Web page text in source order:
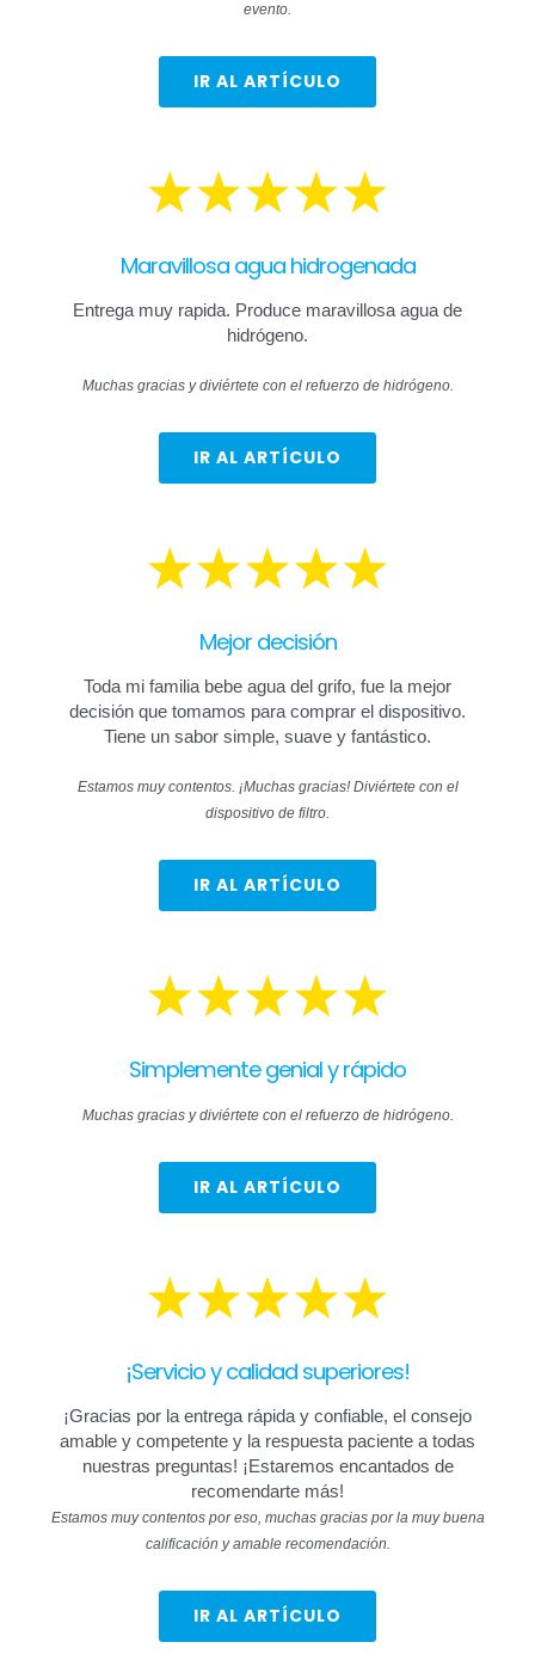
evento.
IR AL ARTÍCULO
Maravillosa agua hidrogenada
Entrega muy rapida. Produce maravillosa agua de
hidrógeno.
Muchas gracias y diviértete con el refuerzo de hidrógeno.
IR AL ARTÍCULO
Mejor decisión
Toda mi familia bebe agua del grifo, fue la mejor
decisión que tomamos para comprar el dispositivo.
Tiene un sabor simple, suave y fantástico.
Estamos muy contentos. ¡Muchas gracias! Diviértete con el
dispositivo de filtro.
IR AL ARTÍCULO
Simplemente genial y rápido
Muchas gracias y diviértete con el refuerzo de hidrógeno.
IR AL ARTÍCULO
¡Servicio y calidad superiores!
¡Gracias por la entrega rápida y confiable, el consejo
amable y competente y la respuesta paciente a todas
nuestras preguntas! ¡Estaremos encantados de
recomendarte más!
Estamos muy contentos por eso, muchas gracias por la muy buena
calificación y amable recomendación.
IR AL ARTÍCULO